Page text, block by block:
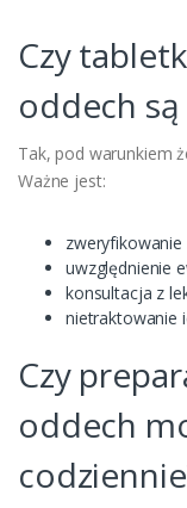
Czy
oddech są
Tak, pod warunkiem
Ważne jest:
zweryfikowanie
uwzględnienie
konsultacja z
nietraktowanie
Czy
oddech